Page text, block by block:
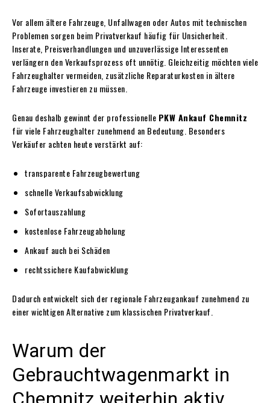
Vor allem ältere Fahrzeuge, Unfallwagen oder Autos mit technischen
Problemen sorgen beim Privatverkauf häufig für Unsicherheit.
Inserate, Preisverhandlungen und unzuverlässige Interessenten
verlängern den Verkaufsprozess oft unnötig. Gleichzeitig möchten viele
Fahrzeughalter vermeiden, zusätzliche Reparaturkosten in ältere
Fahrzeuge investieren zu müssen.
Genau deshalb gewinnt der professionelle PKW Ankauf Chemnitz
für viele Fahrzeughalter zunehmend an Bedeutung. Besonders
Verkäufer achten heute verstärkt auf:
transparente Fahrzeugbewertung
schnelle Verkaufsabwicklung
Sofortauszahlung
kostenlose Fahrzeugabholung
Ankauf auch bei Schäden
rechtssichere Kaufabwicklung
Dadurch entwickelt sich der regionale Fahrzeugankauf zunehmend zu
einer wichtigen Alternative zum klassischen Privatverkauf.
Warum der
Gebrauchtwagenmarkt in